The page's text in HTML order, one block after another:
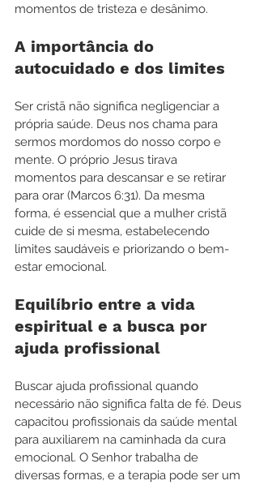
momentos de tristeza e desânimo.
A importância do
autocuidado e dos limites
Ser cristã não significa negligenciar a
própria saúde. Deus nos chama para
sermos mordomos do nosso corpo e
mente. O próprio Jesus tirava
momentos para descansar e se retirar
para orar (Marcos 6:31). Da mesma
forma, é essencial que a mulher cristã
cuide de si mesma, estabelecendo
limites saudáveis e priorizando o bem-
estar emocional.
Equilíbrio entre a vida
espiritual e a busca por
ajuda profissional
Buscar ajuda profissional quando
necessário não significa falta de fé. Deus
capacitou profissionais da saúde mental
para auxiliarem na caminhada da cura
emocional. O Senhor trabalha de
diversas formas, e a terapia pode ser um